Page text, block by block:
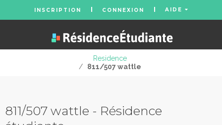
INSCRIPTION CONNEXION AIDE
Residence
/
811/507 wattle
811/507 wattle - Résidence